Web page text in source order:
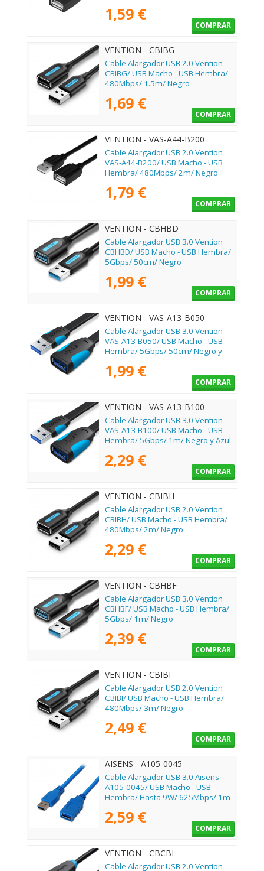
1,59 €
COMPRAR
VENTION - CBIBG
Cable Alargador USB 2.0 Vention
CBIBG/ USB Macho - USB Hembra/
480Mbps/ 1.5m/ Negro
1,69 €
COMPRAR
VENTION - VAS-A44-B200
Cable Alargador USB 2.0 Vention
VAS-A44-B200/ USB Macho - USB
Hembra/ 480Mbps/ 2m/ Negro
1,79 €
COMPRAR
VENTION - CBHBD
Cable Alargador USB 3.0 Vention
CBHBD/ USB Macho - USB Hembra/
5Gbps/ 50cm/ Negro
1,99 €
COMPRAR
VENTION - VAS-A13-B050
Cable Alargador USB 3.0 Vention
VAS-A13-B050/ USB Macho - USB
Hembra/ 5Gbps/ 50cm/ Negro y
1,99 €
COMPRAR
VENTION - VAS-A13-B100
Cable Alargador USB 3.0 Vention
VAS-A13-B100/ USB Macho - USB
Hembra/ 5Gbps/ 1m/ Negro y Azul
2,29 €
COMPRAR
VENTION - CBIBH
Cable Alargador USB 2.0 Vention
CBIBH/ USB Macho - USB Hembra/
480Mbps/ 2m/ Negro
2,29 €
COMPRAR
VENTION - CBHBF
Cable Alargador USB 3.0 Vention
CBHBF/ USB Macho - USB Hembra/
5Gbps/ 1m/ Negro
2,39 €
COMPRAR
VENTION - CBIBI
Cable Alargador USB 2.0 Vention
CBIBI/ USB Macho - USB Hembra/
480Mbps/ 3m/ Negro
2,49 €
COMPRAR
AISENS - A105-0045
Cable Alargador USB 3.0 Aisens
A105-0045/ USB Macho - USB
Hembra/ Hasta 9W/ 625Mbps/ 1m
2,59 €
COMPRAR
VENTION - CBCBI
Cable Alargador USB 2.0 Vention